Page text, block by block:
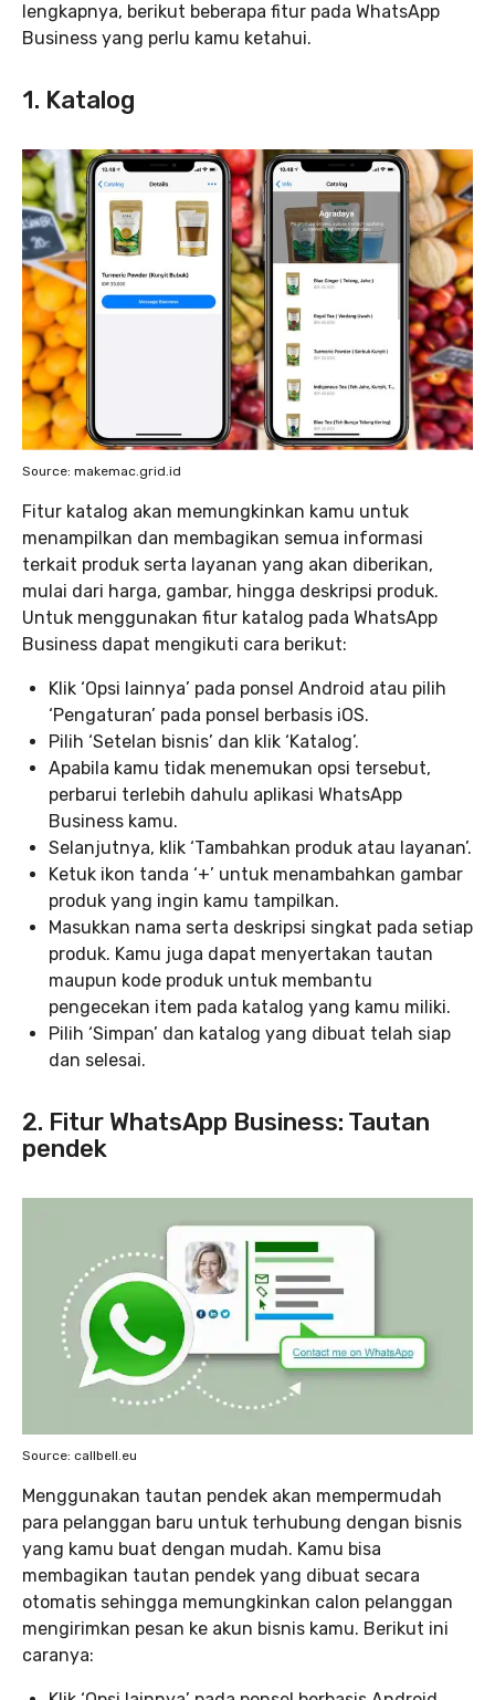
lengkapnya, berikut beberapa fitur pada WhatsApp
Business yang perlu kamu ketahui.
1. Katalog
Source: makemac.grid.id
Fitur katalog akan memungkinkan kamu untuk
menampilkan dan membagikan semua informasi
terkait produk serta layanan yang akan diberikan,
mulai dari harga, gambar, hingga deskripsi produk.
Untuk menggunakan fitur katalog pada WhatsApp
Business dapat mengikuti cara berikut:
Klik ‘Opsi lainnya’ pada ponsel Android atau pilih
‘Pengaturan’ pada ponsel berbasis iOS.
Pilih ‘Setelan bisnis’ dan klik ‘Katalog’.
Apabila kamu tidak menemukan opsi tersebut,
perbarui terlebih dahulu aplikasi WhatsApp
Business kamu.
Selanjutnya, klik ‘Tambahkan produk atau layanan’.
Ketuk ikon tanda ‘+’ untuk menambahkan gambar
produk yang ingin kamu tampilkan.
Masukkan nama serta deskripsi singkat pada setiap
produk. Kamu juga dapat menyertakan tautan
maupun kode produk untuk membantu
pengecekan item pada katalog yang kamu miliki.
Pilih ‘Simpan’ dan katalog yang dibuat telah siap
dan selesai.
2. Fitur WhatsApp Business: Tautan
pendek
Source: callbell.eu
Menggunakan tautan pendek akan mempermudah
para pelanggan baru untuk terhubung dengan bisnis
yang kamu buat dengan mudah. Kamu bisa
membagikan tautan pendek yang dibuat secara
otomatis sehingga memungkinkan calon pelanggan
mengirimkan pesan ke akun bisnis kamu. Berikut ini
caranya: